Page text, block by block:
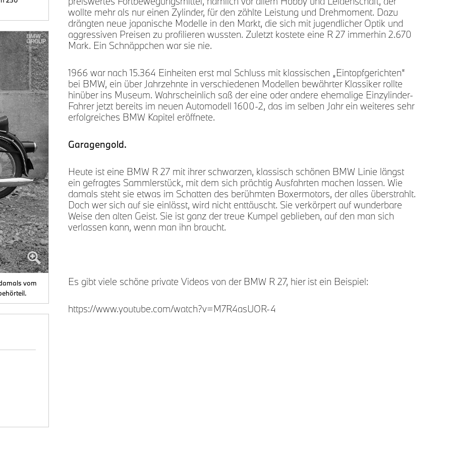
vom
wollte mehr als nur einen Zylinder, für den zählte Leistung und Drehmoment. Dazu
drängten neue japanische Modelle in den Markt, die sich mit jugendlicher Optik und
aggressiven Preisen zu profilieren wussten. Zuletzt kostete eine R 27 immerhin 2.670
Mark. Ein Schnäppchen war sie nie.
1966 war nach 15.364 Einheiten erst mal Schluss mit klassischen „Eintopfgerichten“
bei BMW, ein über Jahrzehnte in verschiedenen Modellen bewährter Klassiker rollte
hinüber ins Museum. Wahrscheinlich saß der eine oder andere ehemalige Einzylinder-
Fahrer jetzt bereits im neuen Automodell 1600-2, das im selben Jahr ein weiteres sehr
erfolgreiches BMW Kapitel eröffnete.
Garagengold.
Heute ist eine BMW R 27 mit ihrer schwarzen, klassisch schönen BMW Linie längst
ein gefragtes Sammlerstück, mit dem sich prächtig Ausfahrten machen lassen. Wie
damals steht sie etwas im Schatten des berühmten Boxermotors, der alles überstrahlt.
Doch wer sich auf sie einlässt, wird nicht enttäuscht. Sie verkörpert auf wunderbare
Weise den alten Geist. Sie ist ganz der treue Kumpel geblieben, auf den man sich
verlassen kann, wenn man ihn braucht.
Es gibt viele schöne private Videos von der BMW R 27, hier ist ein Beispiel:
https://www.youtube.com/watch?v=M7R4asUOR-4